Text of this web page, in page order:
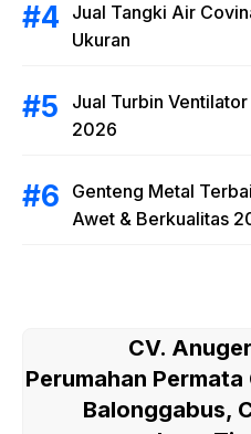
Jual Tangki Air
Ukuran
Jual Turbin
2026
Genteng Metal
Awet & Berkualitas
CV.
Perumahan
Balonggabus,